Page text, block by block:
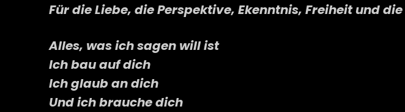
Für die Liebe, die Perspektive, Ekenntnis, Freiheit und
Alles, was ich sagen will ist
Ich bau auf dich
Ich glaub an dich
Und ich brauche dich